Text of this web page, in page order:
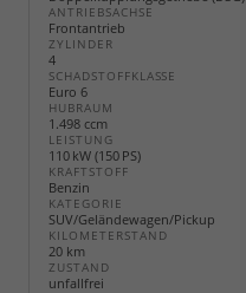
ANTRIEBSACHSE
Frontantrieb
ZYLINDER
4
SCHADSTOFFKLASSE
Euro 6
HUBRAUM
1.498 ccm
LEISTUNG
110 kW (150 PS)
KRAFTSTOFF
Benzin
KATEGORIE
SUV/Geländewagen/Pickup
KILOMETERSTAND
20 km
ZUSTAND
unfallfrei